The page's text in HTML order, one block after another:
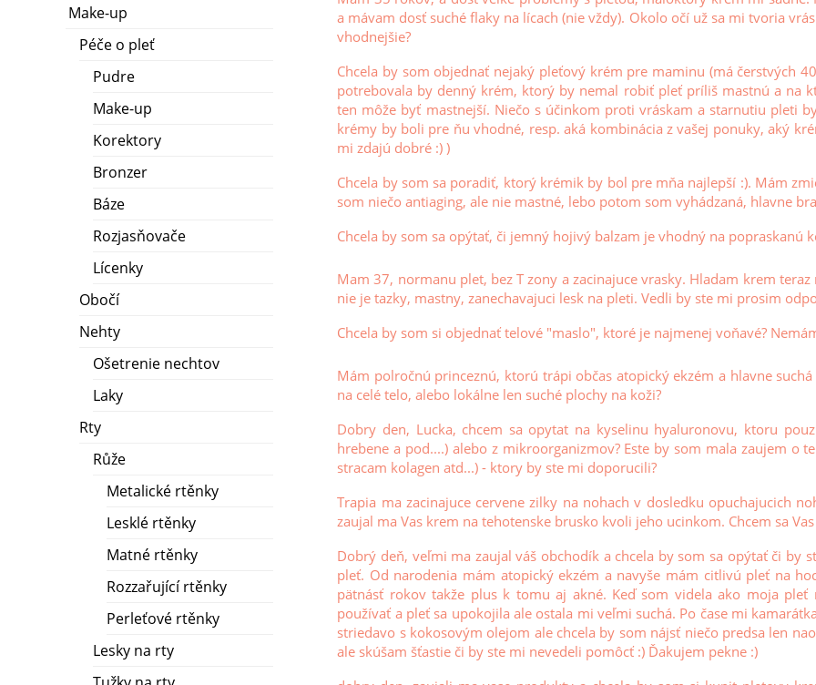
Make-up
Péče o pleť
Pudre
Make-up
Korektory
Bronzer
Báze
Rozjasňovače
Lícenky
Obočí
Nehty
Ošetrenie nechtov
Laky
Rty
Růže
Metalické rtěnky
Lesklé rtěnky
Matné rtěnky
Rozzařující rtěnky
Perleťové rtěnky
Lesky na rty
a mávam dosť suché flaky na lícach (nie vždy). Okolo očí už sa mi tvoria
vhodnejšie?
Chcela by som objednať nejaký pleťový krém pre maminu (má čerstvých
potrebovala by denný krém, ktorý by nemal robiť pleť príliš mastnú a na
ten môže byť mastnejší. Niečo s účinkom proti vráskam a starnutiu pleti
krémy by boli pre ňu vhodné, resp. aká kombinácia z vašej ponuky, aký
mi zdajú dobré :) )
Chcela by som sa poradiť, ktorý krémik by bol pre mňa najlepší :). Mám
som niečo antiaging, ale nie mastné, lebo potom som vyhádzaná, hlavne
Chcela by som sa opýtať, či jemný hojivý balzam je vhodný na popraskanú
Mam 37, normanu plet, bez T zony a zacinajuce vrasky. Hladam krem
nie je tazky, mastny, zanechavajuci lesk na pleti. Vedli by ste mi prosim
Chcela by som si objednať telové "maslo", ktoré je najmenej voňavé?
Mám polročnú princeznú, ktorú trápi občas atopický ekzém a hlavne
na celé telo, alebo lokálne len suché plochy na koži?
Dobry den, Lucka, chcem sa opytat na kyselinu hyaluronovu, ktoru
hrebene a pod....) alebo z mikroorganizmov? Este by som mala zaujem o
stracam kolagen atd...) - ktory by ste mi doporucili?
Trapia ma zacinajuce cervene zilky na nohach v dosledku opuchajucich
zaujal ma Vas krem na tehotenske brusko kvoli jeho ucinkom. Chcem sa
Dobrý deň, veľmi ma zaujal váš obchodík a chcela by som sa opýtať či
pleť. Od narodenia mám atopický ekzém a navyše mám citlivú pleť na
pätnásť rokov takže plus k tomu aj akné. Keď som videla ako moja
používať a pleť sa upokojila ale ostala mi veľmi suchá. Po čase mi
striedavo s kokosovým olejom ale chcela by som nájsť niečo predsa len
ale skúšam šťastie či by ste mi nevedeli pomôcť :) Ďakujem pekne :)